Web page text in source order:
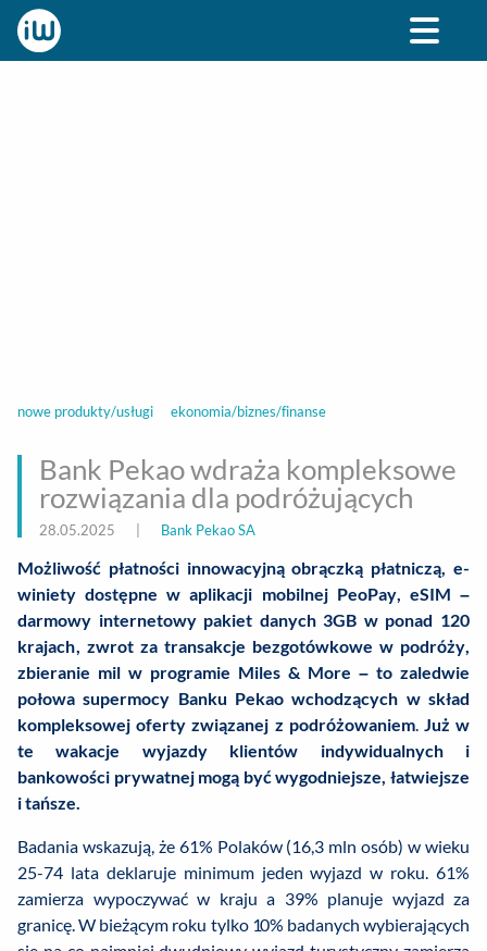
nowe produkty/usługi ekonomia/biznes/finanse
Bank Pekao wdraża kompleksowe
rozwiązania dla podróżujących
28.05.2025 Bank Pekao SA
Możliwość płatności innowacyjną obrączką płatniczą, e-
winiety dostępne w aplikacji mobilnej PeoPay, eSIM –
darmowy internetowy pakiet danych 3GB w ponad 120
krajach, zwrot za transakcje bezgotówkowe w podróży,
zbieranie mil w programie Miles & More – to zaledwie
połowa supermocy Banku Pekao wchodzących w skład
kompleksowej ofertyzwiązanej z podróżowaniem. Już w
te wakacje wyjazdy klientów indywidualnych i
bankowości prywatnej mogą być wygodniejsze, łatwiejsze
i tańsze.
Badania wskazują, że 61% Polaków (16,3 mln osób) w wieku
25-74 lata deklaruje minimum jeden wyjazd w roku. 61%
zamierza wypoczywać w kraju a 39% planuje wyjazd za
granicę. W bieżącym roku tylko 10% badanych wybierających